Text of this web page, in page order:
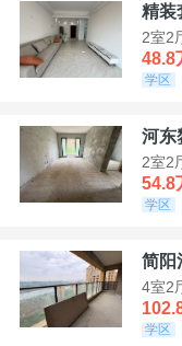
精装
2室2
48.8
学区
河东
2室2
54.8
学区
简阳
4室2
学区